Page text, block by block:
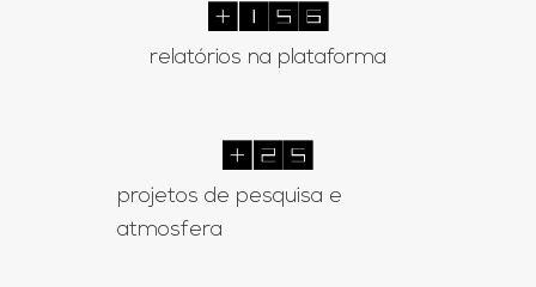
relatórios na plataforma
+ 285
projetos de pesquisa e
atmosfera
+ 47